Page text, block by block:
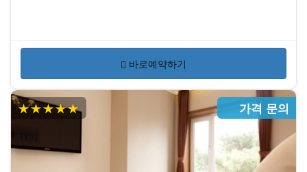
바로예약하기
★★★★★ 가격 문의